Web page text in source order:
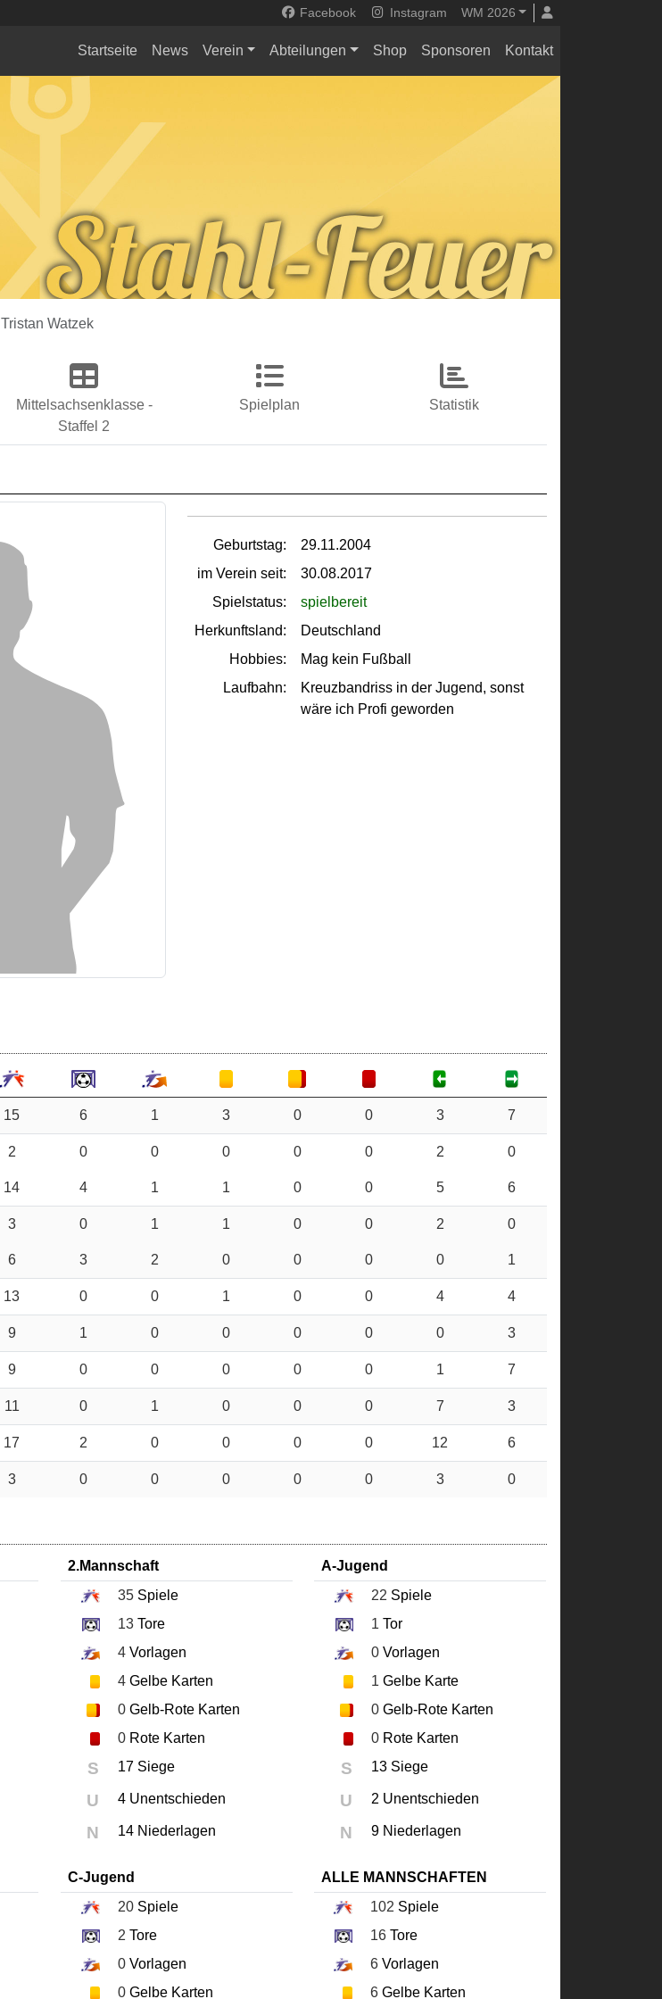
Facebook Instagram WM 2026
Startseite News Verein Abteilungen Shop Sponsoren Kontakt
Tristan Watzek
Mittelsachsenklasse -
Staffel 2
Spielplan Statistik
Geburtstag:
29.11.2004
im Verein seit:
30.08.2017
Spielstatus:
spielbereit
Herkunftsland:
Deutschland
Hobbies:
Mag kein Fußball
Laufbahn:
Kreuzbandriss in der Jugend, sonst
wäre ich Profi geworden
15 6 1 3 0 0 3 7
2 0 0 0 0 0 2 0
14 4 1 1 0 0 5 6
3 0 1 1 0 0 2 0
6 3 2 0 0 0 0 1
13 0 0 1 0 0 4 4
9 1 0 0 0 0 0 3
9 0 0 0 0 0 1 7
11 0 1 0 0 0 7 3
17 2 0 0 0 0 12 6
3 0 0 0 0 0 3 0
2.Mannschaft
35Spiele
13Tore
4Vorlagen
4Gelbe Karten
0Gelb-Rote Karten
0Rote Karten
S 17 Siege
U 4 Unentschieden
N 14 Niederlagen
A-Jugend
22 Spiele
1 Tor
0 Vorlagen
1 Gelbe Karte
0 Gelb-Rote Karten
0 Rote Karten
S 13 Siege
U 2 Unentschieden
N 9 Niederlagen
C-Jugend
20Spiele
2 Tore
0Vorlagen
0Gelbe Karten
ALLE MANNSCHAFTEN
102 Spiele
16 Tore
6 Vorlagen
6 Gelbe Karten